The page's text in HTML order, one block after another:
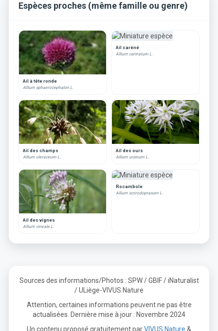
Espèces proches (même famille ou genre)
Ail à tête ronde
Allium sphaerocephalon L.
Ail caréné
Allium carinatum L.
Ail des champs
Allium oleraceum L.
Ail des ours
Allium ursinum L.
Ail des vignes
Allium vineale L.
Rocambole
Allium scorodoprasum L.
Sources des informations/Photos : SPW / GBIF / iNaturalist
/ ULiège-VIVUS Nature
Attention, certaines informations peuvent ne pas être
actualisées. Dernière mise à jour : Novembre 2024
Un contenu proposé gratuitement parVIVUS Nature &